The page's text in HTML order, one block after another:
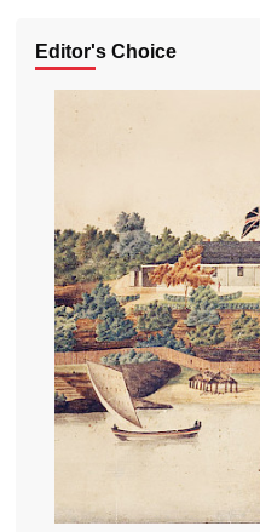
Editor's Choice